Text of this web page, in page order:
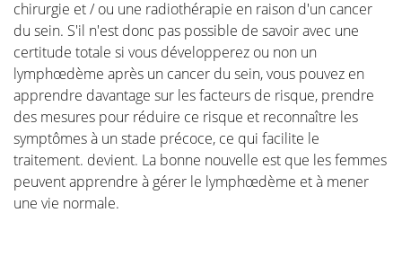
L'ablation chirurgicale de la tumeur
Comment choisir
Introduction à la reconstruction
mammaire
chirurgie et / ou une radiothérapie en raison d'un cancer
du sein. S'il n'est donc pas possible de savoir avec une
certitude totale si vous développerez ou non un
lymphœdème après un cancer du sein, vous pouvez en
apprendre davantage sur les facteurs de risque, prendre
des mesures pour réduire ce risque et reconnaître les
symptômes à un stade précoce, ce qui facilite le
traitement. devient. La bonne nouvelle est que les femmes
peuvent apprendre à gérer le lymphœdème et à mener
une vie normale.